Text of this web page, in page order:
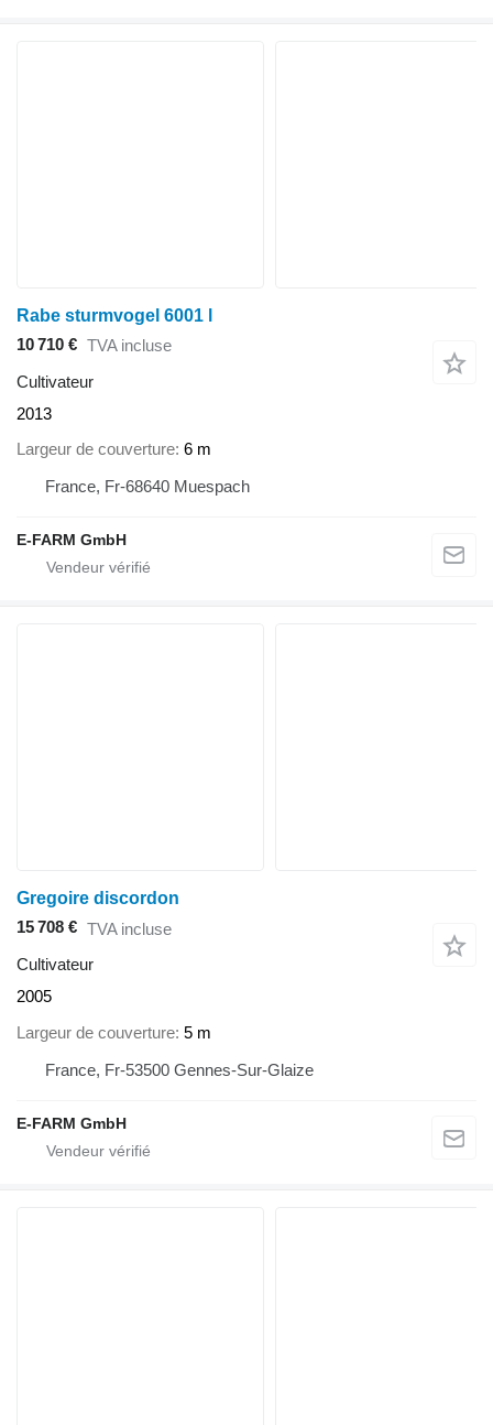
Rabe sturmvogel 6001 l
10 710 € TVA incluse
Cultivateur
2013
Largeur de couverture 6 m
France, Fr-68640 Muespach
E-FARM GmbH
Gregoire discordon
15 708 € TVA incluse
Cultivateur
2005
Largeur de couverture 5 m
France, Fr-53500 Gennes-Sur-Glaize
E-FARM GmbH